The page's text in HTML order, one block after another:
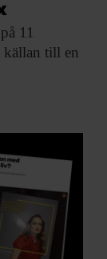
11
källan till en